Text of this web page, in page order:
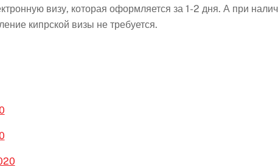
визу, которая оформляется за 1-2 дня. А при
кипрской визы не требуется.